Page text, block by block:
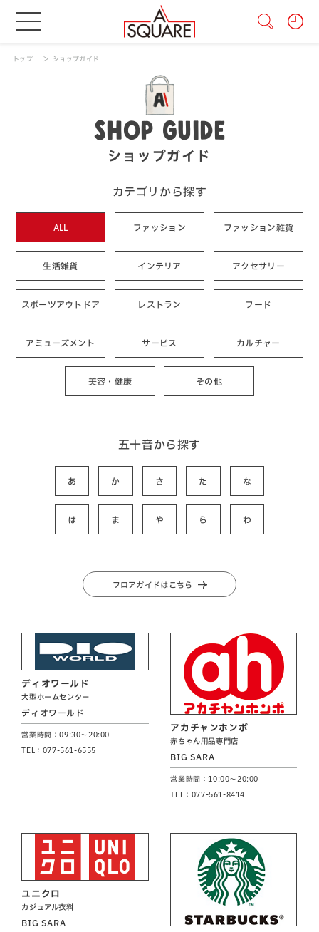
トップ ショップガイド
SHOP GUIDE
ショップガイド
カテゴリから探す
ALL ファッション ファッション雑貨
生活雑貨 インテリア アクセサリー
スポーツアウトドア レストラン フード
アミューズメント サービス カルチャー
美容・健康 その他
五十音から探す
あ か さ た な
は ま や ら わ
フロアガイドはこちら
ディオワールド
大型ホームセンター
ディオワールド
営業時間：09:30～20:00
TEL：077-561-6555
アカチャンホンポ
赤ちゃん用品専門店
BIG SARA
営業時間：10:00～20:00
TEL：077-561-8414
ユニクロ
カジュアル衣料
BIG SARA